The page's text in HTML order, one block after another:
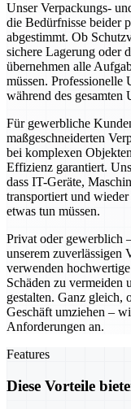
Unser Verpackungs-
die Bedürfnisse beider
abgestimmt. Ob
sichere Lagerung oder
übernehmen alle
müssen. Professionelle
während des gesamten
Für gewerbliche
maßgeschneiderten
bei komplexen
Effizienz garantiert.
dass IT-Geräte,
transportiert und
etwas tun müssen.
Privat oder gewerblich
unserem zuverlässigen
verwenden
Schäden zu vermeiden
gestalten. Ganz gleich,
Geschäft umziehen –
Anforderungen an.
Features
Diese Vorteile